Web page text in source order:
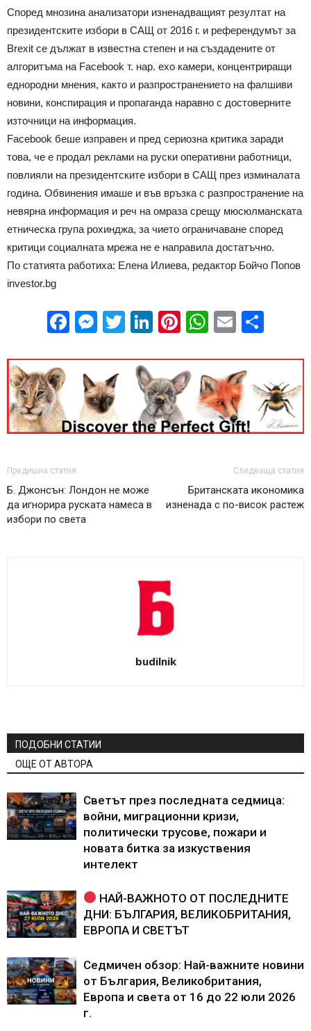
Според мнозина анализатори изненадващият резултат на
президентските избори в САЩ от 2016 г. и референдумът за
Brexit се дължат в известна степен и на създадените от
алгоритъма на Facebook т. нар. ехо камери, концентриращи
еднородни мнения, както и разпространението на фалшиви
новини, конспирация и пропаганда наравно с достоверните
източници на информация.
Facebook беше изправен и пред сериозна критика заради
това, че е продал реклами на руски оперативни работници,
повлияли на президентските избори в САЩ през изминалата
година. Обвинения имаше и във връзка с разпространение на
невярна информация и реч на омраза срещу мюсюлманската
етническа група рохинджа, за чието ограничаване според
критици социалната мрежа не е направила достатъчно.
По статията работиха: Елена Илиева, редактор Бойчо Попов
investor.bg
Facebook
Messenger
Twitter
LinkedIn
Pinterest
WhatsApp
Email
Предишна статия
Б. Джонсън: Лондон не може
да игнорира руската намеса в
избори по света
Следваща статия
Британската икономика
изненада с по-висок растеж
budilnik
ПОДОБНИ СТАТИИ
ОЩЕ ОТ АВТОРА
Светът през последната седмица:
войни, миграционни кризи,
политически трусове, пожари и
новата битка за изкуствения
интелект
НАЙ-ВАЖНОТО ОТ ПОСЛЕДНИТЕ
ДНИ: БЪЛГАРИЯ, ВЕЛИКОБРИТАНИЯ,
ЕВРОПА И СВЕТЪТ
Седмичен обзор: Най-важните новини
от България, Великобритания,
Европа и света от 16 до 22 юли 2026
г.